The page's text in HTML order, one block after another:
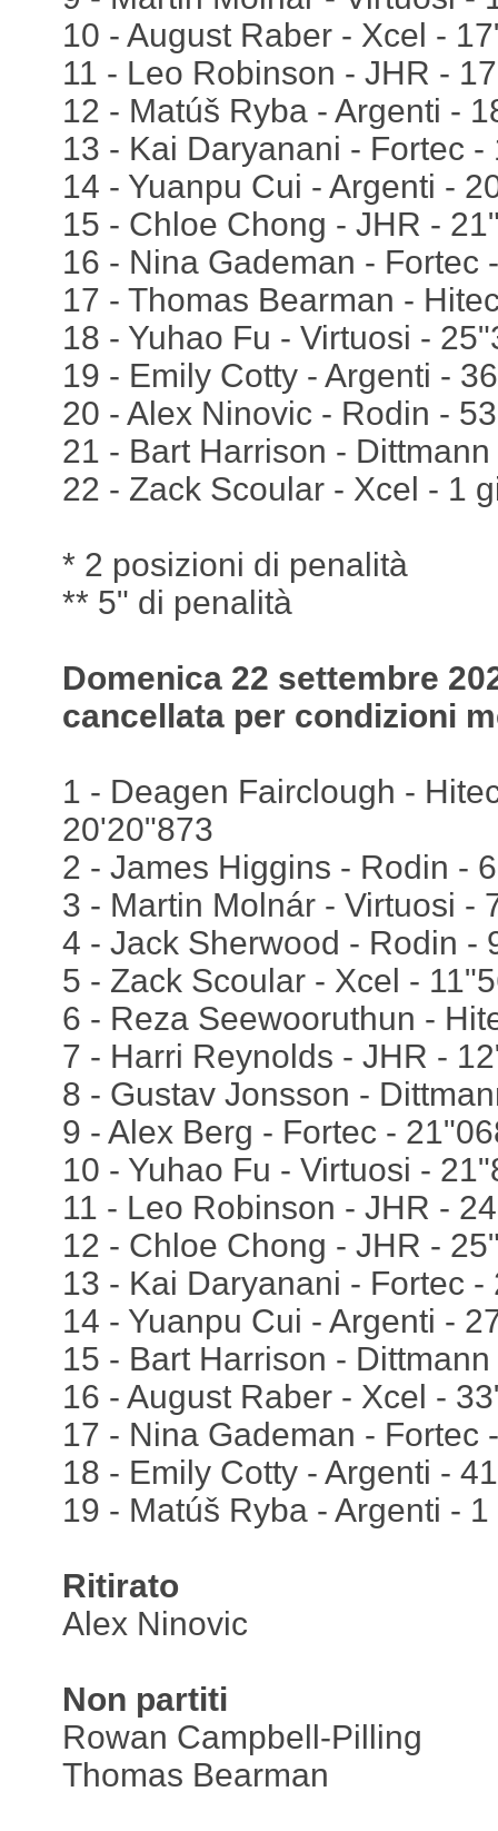
10 - August Raber - Xcel -
11 - Leo Robinson - JHR -
12 - Matúš Ryba - Argenti -
13 - Kai Daryanani - Fortec -
14 - Yuanpu Cui - Argenti -
15 - Chloe Chong - JHR -
16 - Nina Gademan - Fortec
17 - Thomas Bearman -
18 - Yuhao Fu - Virtuosi -
19 - Emily Cotty - Argenti -
20 - Alex Ninovic - Rodin -
21 - Bart Harrison -
22 - Zack Scoular - Xcel - 1
* 2 posizioni di penalità
** 5" di penalità
Domenica 22 settembre
cancellata per condizioni
1 - Deagen Fairclough -
20'20"873
2 - James Higgins - Rodin -
3 - Martin Molnár - Virtuosi -
4 - Jack Sherwood - Rodin -
5 - Zack Scoular - Xcel -
6 - Reza Seewooruthun -
7 - Harri Reynolds - JHR -
8 - Gustav Jonsson -
9 - Alex Berg - Fortec -
10 - Yuhao Fu - Virtuosi -
11 - Leo Robinson - JHR -
12 - Chloe Chong - JHR -
13 - Kai Daryanani - Fortec -
14 - Yuanpu Cui - Argenti -
15 - Bart Harrison -
16 - August Raber - Xcel -
17 - Nina Gademan - Fortec
18 - Emily Cotty - Argenti -
19 - Matúš Ryba - Argenti -
Ritirato
Alex Ninovic
Non partiti
Rowan Campbell-Pilling
Thomas Bearman